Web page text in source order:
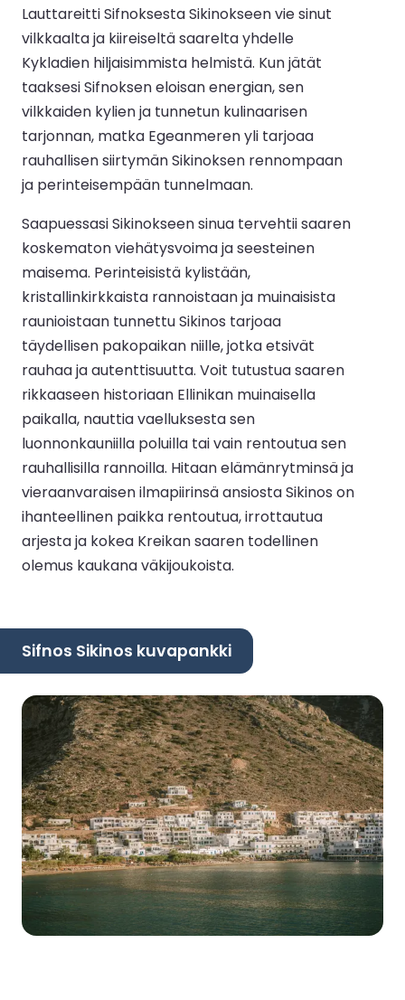
Lauttareitti Sifnoksesta Sikinokseen vie sinut
vilkkaalta ja kiireiseltä saarelta yhdelle
Kykladien hiljaisimmista helmistä. Kun jätät
taaksesi Sifnoksen eloisan energian, sen
vilkkaiden kylien ja tunnetun kulinaarisen
tarjonnan, matka Egeanmeren yli tarjoaa
rauhallisen siirtymän Sikinoksen rennompaan
ja perinteisempään tunnelmaan.
Saapuessasi Sikinokseen sinua tervehtii saaren
koskematon viehätysvoima ja seesteinen
maisema. Perinteisistä kylistään,
kristallinkirkkaista rannoistaan ja muinaisista
raunioistaan tunnettu Sikinos tarjoaa
täydellisen pakopaikan niille, jotka etsivät
rauhaa ja autenttisuutta. Voit tutustua saaren
rikkaaseen historiaan Ellinikan muinaisella
paikalla, nauttia vaelluksesta sen
luonnonkauniilla poluilla tai vain rentoutua sen
rauhallisilla rannoilla. Hitaan elämänrytminsä ja
vieraanvaraisen ilmapiirinsä ansiosta Sikinos on
ihanteellinen paikka rentoutua, irrottautua
arjesta ja kokea Kreikan saaren todellinen
olemus kaukana väkijoukoista.
Sifnos Sikinos kuvapankki